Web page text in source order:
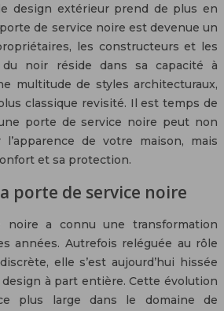
design extérieur prend de plus en
de service noire est devenue un
les constructeurs et les
du noir réside dans sa capacité à
multitude de styles architecturaux,
classique revisité. Il est temps de
porte de service noire peut non
de votre maison, mais
et sa protection.
porte de service noire
noire a connu une transformation
années. Autrefois reléguée au rôle
elle s’est aujourd’hui hissée
design à part entière. Cette évolution
plus large dans le domaine de